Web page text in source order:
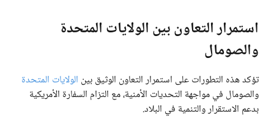
استمرار التعاون بين الولايات المتحدة
والصومال
تؤكد هذه التطورات على استمرار التعاون الوثيق بين الولايات المتحدة
والصومال في مواجهة التحديات الأمنية، مع التزام السفارة الأمريكية
بدعم الاستقرار والتنمية في البلاد.